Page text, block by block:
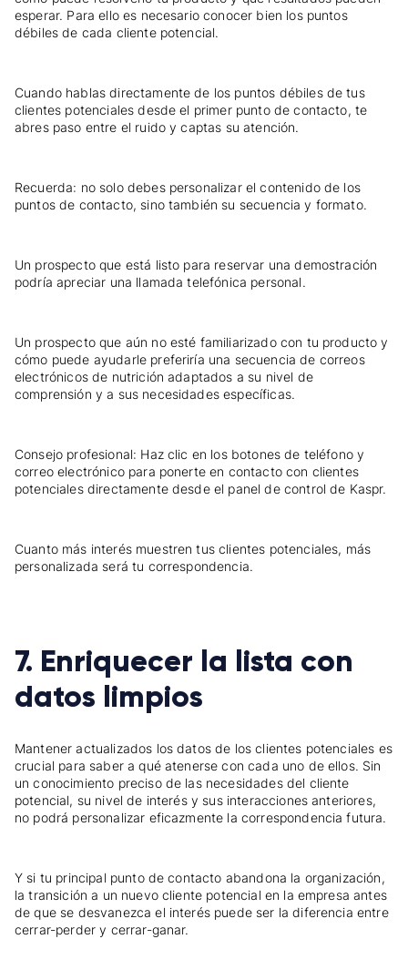
esperar. Para ello es necesario conocer bien los puntos
débiles de cada cliente potencial.
Cuando hablas directamente de los puntos débiles de tus
clientes potenciales desde el primer punto de contacto, te
abres paso entre el ruido y captas su atención.
Recuerda: no solo debes personalizar el contenido de los
puntos de contacto, sino también su secuencia y formato.
Un prospecto que está listo para reservar una demostración
podría apreciar una llamada telefónica personal.
Un prospecto que aún no esté familiarizado con tu producto y
cómo puede ayudarle preferiría una secuencia de correos
electrónicos de nutrición adaptados a su nivel de
comprensión y a sus necesidades específicas.
Consejo profesional: Haz clic en los botones de teléfono y
correo electrónico para ponerte en contacto con clientes
potenciales directamente desde el panel de control de Kaspr.
Cuanto más interés muestren tus clientes potenciales, más
personalizada será tu correspondencia.
7. Enriquecer la lista con
datos limpios
Mantener actualizados los datos de los clientes potenciales es
crucial para saber a qué atenerse con cada uno de ellos. Sin
un conocimiento preciso de las necesidades del cliente
potencial, su nivel de interés y sus interacciones anteriores,
no podrá personalizar eficazmente la correspondencia futura.
Y si tu principal punto de contacto abandona la organización,
la transición a un nuevo cliente potencial en la empresa antes
de que se desvanezca el interés puede ser la diferencia entre
cerrar-perder y cerrar-ganar.